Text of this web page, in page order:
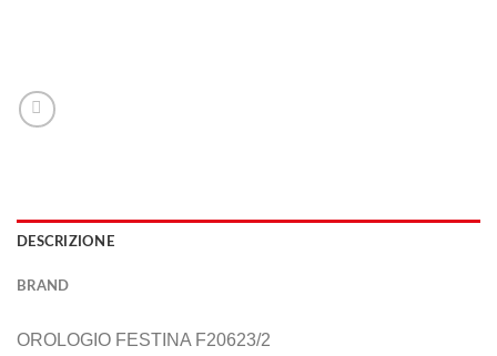
DESCRIZIONE
BRAND
OROLOGIO FESTINA F20623/2